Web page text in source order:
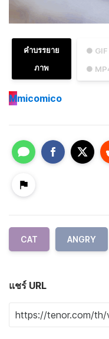
● GIF
●
คำบรรยาย
ภาพ
Mmicomico
CAT ANGRY
แชร์ URL